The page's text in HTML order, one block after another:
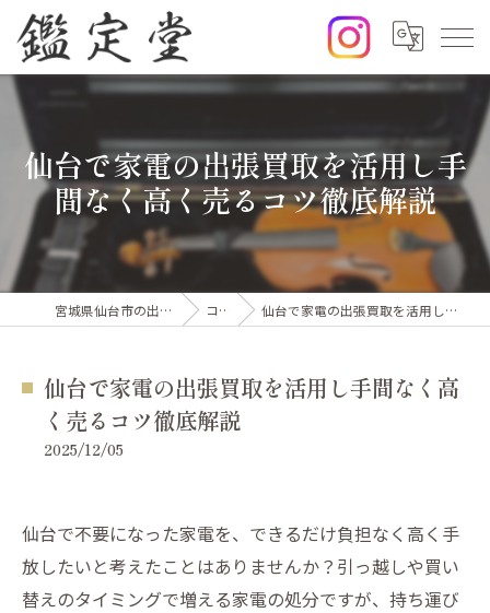
仙台で家電の出張買取を活用し手
間なく高く売るコツ徹底解説
宮城県仙台市の出張買取なら鑑定堂 コラム 仙台で家電の出張買取を活用し手間なく高く売るコツ徹底解説
仙台で家電の出張買取を活用し手間なく高
く売るコツ徹底解説
2025/12/05
仙台で不要になった家電を、できるだけ負担なく高く手
放したいと考えたことはありませんか？引っ越しや買い
替えのタイミングで増える家電の処分ですが、持ち運び